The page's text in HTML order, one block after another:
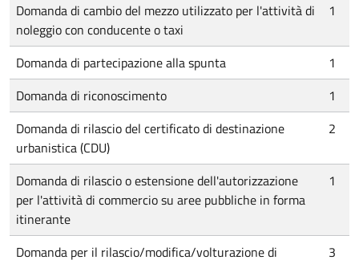
Domanda di cambio del mezzo utilizzato per l'attività di
noleggio con conducente o taxi
1
Domanda di partecipazione alla spunta
1
Domanda di riconoscimento
1
Domanda di rilascio del certificato di destinazione
urbanistica (CDU)
2
Domanda di rilascio o estensione dell'autorizzazione
per l'attività di commercio su aree pubbliche in forma
itinerante
1
Domanda per il rilascio/modifica/volturazione di 3